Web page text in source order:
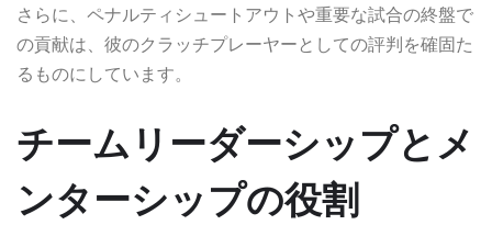
さらに、ペナルティシュートアウトや重要な試合の終盤で
の貢献は、彼のクラッチプレーヤーとしての評判を確固た
るものにしています。
チームリーダーシップとメ
ンターシップの役割